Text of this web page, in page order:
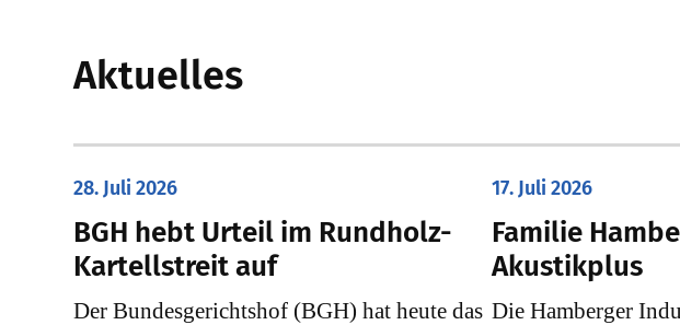
Aktuelles
28. Juli 2026
​BGH hebt Urteil im Rundholz-
Kartellstreit auf
Der Bundesgerichtshof (BGH) hat heute das
17. Juli 2026
Familie
Akustikplus
Die Hamberger